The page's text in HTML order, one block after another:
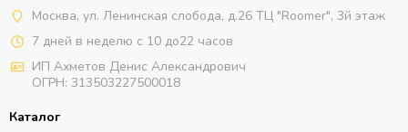
Москва, ул. Ленинская слобода, д.26 ТЦ "Roomer", 3й этаж
7 дней в неделю с 10 до22 часов
ИП Ахметов Денис Александрович
ОГРН: 313503227500018
Каталог